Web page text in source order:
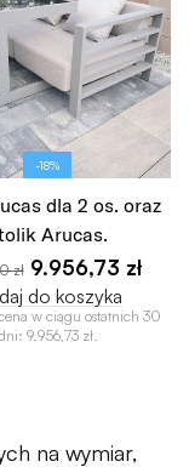
-18%
dla 2 os. oraz
Arucas.
zł 9.956,73 zł
do koszyka
w ciągu ostatnich 30
9.956,73 zł.
na wymiar,